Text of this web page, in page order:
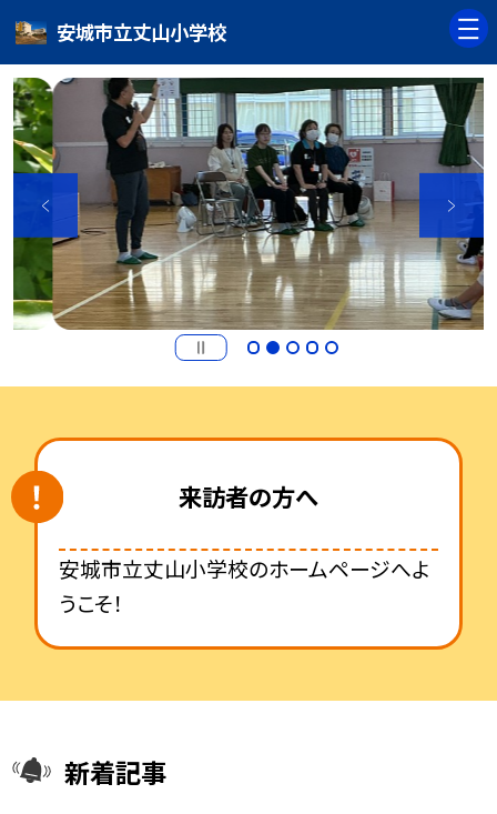
安城市立丈山小学校
来訪者の方へ
安城市立丈山小学校のホームページへよ
うこそ！
新着記事